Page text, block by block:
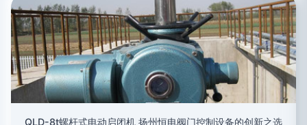
QLD-8t螺杆式电动启闭机 扬州恒电阀门控制设备的创新之选